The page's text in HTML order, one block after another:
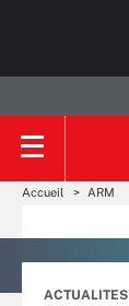
Accueil ARM
ACTUALITES